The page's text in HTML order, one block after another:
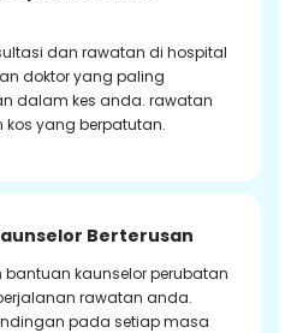
dan rawatan di hospital
doktor yang paling
dalam kes anda. rawatan
kos yang berpatutan.
Berterusan
bantuan kaunselor perubatan
rawatan anda.
pada setiap masa